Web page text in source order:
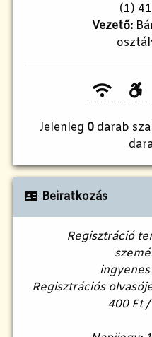
(1)
Vezető:
Jelenleg 0 darab
Beiratkozás
Regisztráció
Regisztrációs
400 Ft